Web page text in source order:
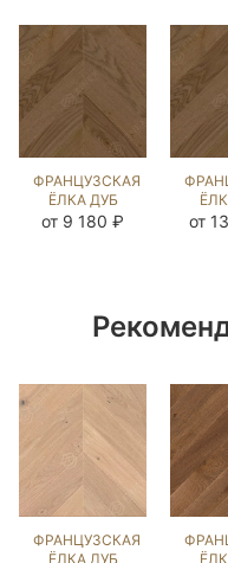
ФРАНЦУЗСКАЯ
ЁЛКА ДУБ
ЭСТЕЙТ NEW
от 9 180 ₽ от
ФРАНЦУЗСКАЯ
ЁЛКА ДУБ